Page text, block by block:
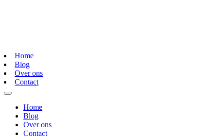
Home
Blog
Over ons
Contact
Home
Blog
Over ons
Contact